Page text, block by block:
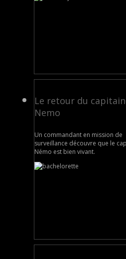
Le retour du
Nemo
Un commandant en mission de
surveillance découvre que le
Némo est bien vivant.